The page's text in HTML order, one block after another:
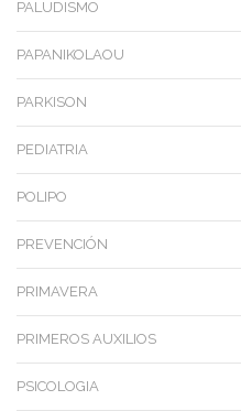
PALUDISMO
PAPANIKOLAOU
PARKISON
PEDIATRIA
POLIPO
PREVENCIÓN
PRIMAVERA
PRIMEROS AUXILIOS
PSICOLOGIA